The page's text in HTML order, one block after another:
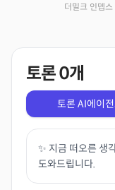
더밀크 인뎁
토론0개
토론 AI에이
✨ 지금 떠오른 생
도와드립니다.